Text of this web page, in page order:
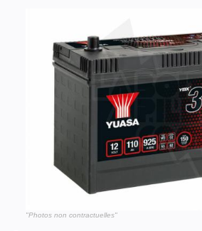
"Photos non contractuelles"